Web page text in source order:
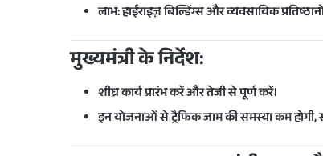
लाभ: हाईराइज़ बिल्डिंग्स और व्यवसायिक
मुख्यमंत्री के निर्देश:
शीघ्र कार्य प्रारंभ करें और तेजी से पूर्ण करें।
इन योजनाओं सेट्रैफिक जाम की समस्या कम होगी,